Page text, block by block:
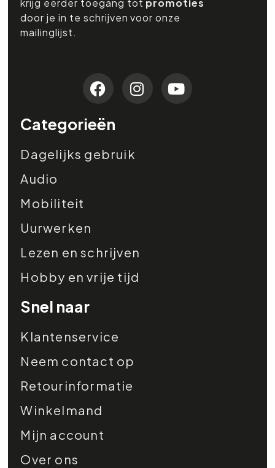
door je in te schrijven voor onze
mailinglijst.
Categorieën
Dagelijks gebruik
Audio
Mobiliteit
Uurwerken
Lezen en schrijven
Hobby en vrije tijd
Snel naar
Klantenservice
Neem contact op
Retourinformatie
Winkelmand
Mijn account
Over ons